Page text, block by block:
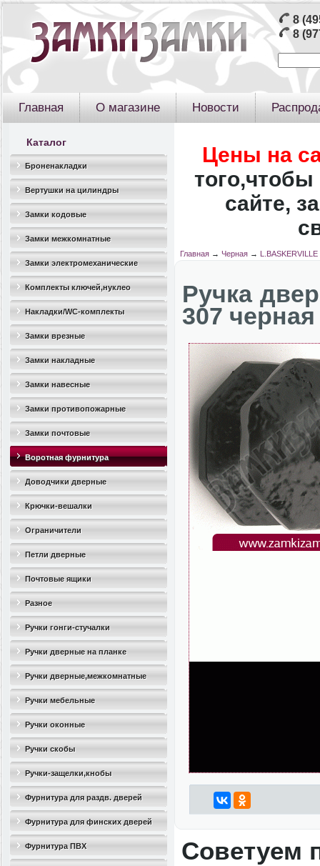
8
8
Главная О магазине Новости
Каталог
Броненакладки
Вертушки на цилиндры
Замки кодовые
Замки межкомнатные
Замки электромеханические
Комплекты ключей,нуклео
Накладки/WC-комплекты
Замки врезные
Замки накладные
Замки навесные
Замки противопожарные
Замки почтовые
Воротная фурнитура
Доводчики дверные
Крючки-вешалки
Ограничители
дверные(стопоры)
Петли дверные
Почтовые ящики
Разное
Ручки гонги-стучалки
Ручки дверные на планке
Ручки дверные,межкомнатные
Ручки мебельные
Ручки оконные
Ручки скобы
Ручки-защелки,кнобы
Фурнитура для раздв. дверей
Фурнитура для финских дверей
Фурнитура ПВХ
Цены на
того,чтобы
сайте,
Главная→ Черная→ L.BASKERVILLE
Ручка
307 черная
Советуем